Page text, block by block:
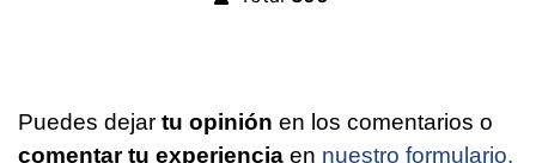
Puedes dejar tu opinión en los comentarios o
comentar tu experiencia en nuestro formulario.